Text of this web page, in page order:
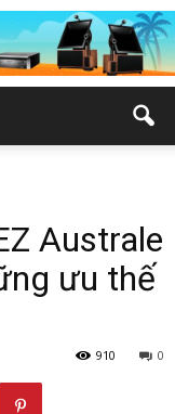
Australe
ưu thế
0
910